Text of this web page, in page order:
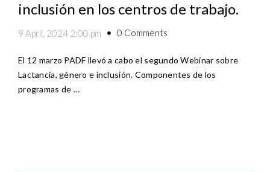
inclusión en los centros de trabajo.
9 April, 2024 2:00 pm 0 Comments
El 12 marzo PADF llevó a cabo el segundo Webinar sobre
Lactancia, género e inclusión. Componentes de los
programas de …